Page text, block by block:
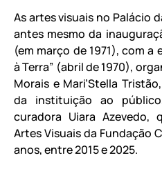
As artes visuais no Palácio
antes mesmo da
(em março de 1971), com a
à Terra” (abril de 1970),
Morais e Mari’Stella
da instituição ao
curadora Uiara Azevedo,
Artes Visuais da Fundação
anos, entre 2015 e 2025.